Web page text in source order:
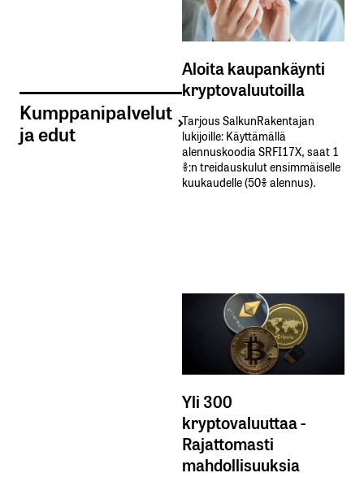
Kumppanipalvelut
ja edut
Aloita kaupankäynti
kryptovaluutoilla
Tarjous SalkunRakentajan
lukijoille: Käyttämällä​ ​
alennuskoodia​ ​SRFI17X,​ ​saat​ ​1
%:n treidauskulut​ ​ensimmäiselle​ ​
kuukaudelle​ ​(50%​ ​alennus).
Yli 300
kryptovaluuttaa -
Rajattomasti
mahdollisuuksia